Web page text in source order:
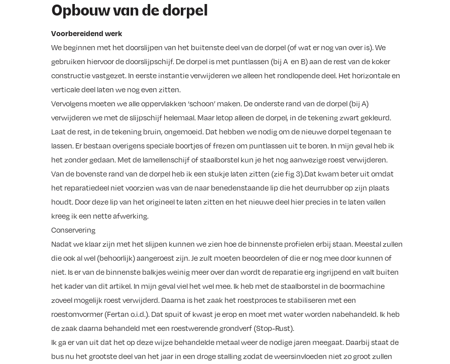
Opbouw van de dorpel
Voorbereidend werk
We beginnen met het doorslijpen van het buitenste deel van de dorpel (of wat er nog van over is). We
gebruiken hiervoor de doorslijpschijf. De dorpel is met puntlassen (bij A en B) aan de rest van de koker
constructie vastgezet. In eerste instantie verwijderen we alleen het rondlopende deel. Het horizontale en
verticale deel laten we nog even zitten.
Vervolgens moeten we alle oppervlakken ‘schoon’ maken. De onderste rand van de dorpel (bij A)
verwijderen we met de slijpschijf helemaal. Maar letop alleen de dorpel, in de tekening zwart gekleurd.
Laat de rest, in de tekening bruin, ongemoeid. Dat hebben we nodig om de nieuwe dorpel tegenaan te
lassen. Er bestaan overigens speciale boortjes of frezen om puntlassen uit te boren. In mijn geval heb ik
het zonder gedaan. Met de lamellenschijf of staalborstel kun je het nog aanwezige roest verwijderen.
Van de bovenste rand van de dorpel heb ik een stukje laten zitten (zie fig 3).Dat kwam beter uit omdat
het reparatiedeel niet voorzien was van de naar benedenstaande lip die het deurrubber op zijn plaats
houdt. Door deze lip van het origineel te laten zitten en het nieuwe deel hier precies in te laten vallen
kreeg ik een nette afwerking.
Conservering
Nadat we klaar zijn met het slijpen kunnen we zien hoe de binnenste profielen erbij staan. Meestal zullen
die ook al wel (behoorlijk) aangeroest zijn. Je zult moeten beoordelen of die er nog mee door kunnen of
niet. Is er van de binnenste balkjes weinig meer over dan wordt de reparatie erg ingrijpend en valt buiten
het kader van dit artikel. In mijn geval viel het wel mee. Ik heb met de staalborstel in de boormachine
zoveel mogelijk roest verwijderd. Daarna is het zaak het roestproces te stabiliseren met een
roestomvormer (Fertan o.i.d.). Dat spuit of kwast je erop en moet met water worden nabehandeld. Ik heb
de zaak daarna behandeld met een roestwerende grondverf (Stop-Rust).
Ik ga er van uit dat het op deze wijze behandelde metaal weer de nodige jaren meegaat. Daarbij staat de
bus nu het grootste deel van het jaar in een droge stalling zodat de weersinvloeden niet zo groot zullen